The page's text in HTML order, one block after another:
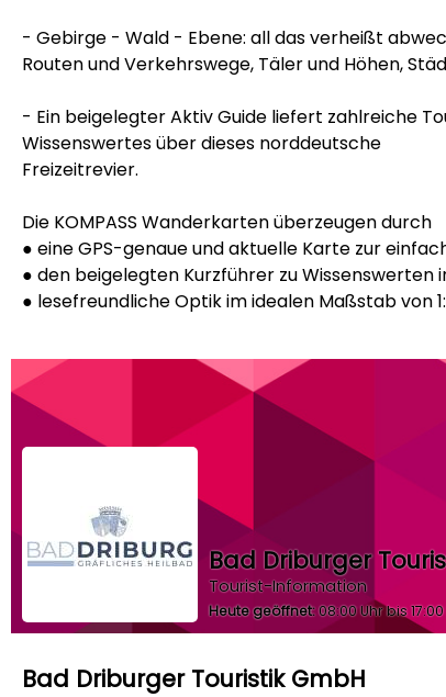
- Gebirge - Wald - Ebene: all das verheißt
Routen und Verkehrswege, Täler und Höhen,
- Ein beigelegter Aktiv Guide liefert zahlreiche
Wissenswertes über dieses norddeutsche
Freizeitrevier.
Die KOMPASS Wanderkarten überzeugen durch
● eine GPS-genaue und aktuelle Karte zur
● den beigelegten Kurzführer zu Wissenswerten
● lesefreundliche Optik im idealen Maßstab von
Bad Driburger
Tourist-Information
Heute geöffnet:08:00 Uhr bis 17:00
Bad Driburger Touristik GmbH